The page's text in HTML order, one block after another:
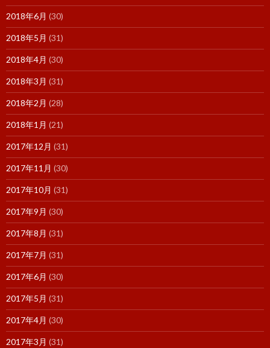
2018年6月 (30)
2018年5月 (31)
2018年4月 (30)
2018年3月 (31)
2018年2月 (28)
2018年1月 (21)
2017年12月 (31)
2017年11月 (30)
2017年10月 (31)
2017年9月 (30)
2017年8月 (31)
2017年7月 (31)
2017年6月 (30)
2017年5月 (31)
2017年4月 (30)
2017年3月 (31)